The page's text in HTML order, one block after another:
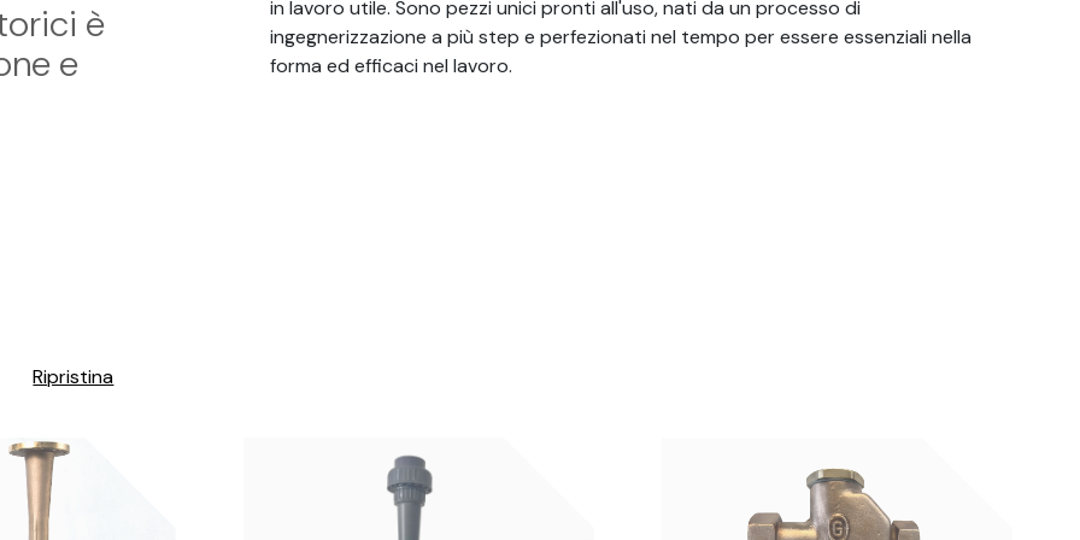
è
e
in lavoro utile. Sono pezzi unici pronti all'uso, nati da un processo di
ingegnerizzazione a più step e perfezionati nel tempo per essere essenziali nella
forma ed efficaci nel lavoro.
Ripristina